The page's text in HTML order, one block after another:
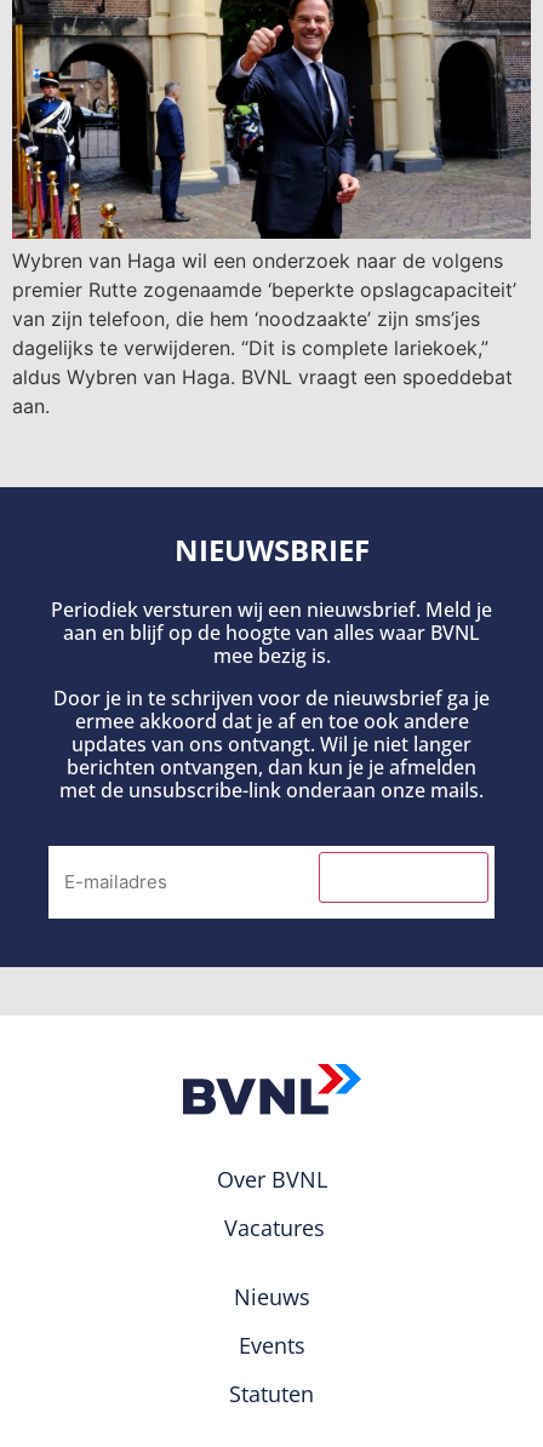
Wybren van Haga wil een onderzoek naar de volgens
premier Rutte zogenaamde ‘beperkte opslagcapaciteit’
van zijn telefoon, die hem ‘noodzaakte’ zijn sms’jes
dagelijks te verwijderen. “Dit is complete lariekoek,”
aldus Wybren van Haga. BVNL vraagt een spoeddebat
aan.
NIEUWSBRIEF
Periodiek versturen wij een nieuwsbrief. Meld je
aan en blijf op de hoogte van alles waar BVNL
mee bezig is.
Door je in te schrijven voor de nieuwsbrief ga je
ermee akkoord dat je af en toe ook andere
updates van ons ontvangt. Wil je niet langer
berichten ontvangen, dan kun je je afmelden
met de unsubscribe-link onderaan onze mails.
Over BVNL
Vacatures
Nieuws
Events
Statuten